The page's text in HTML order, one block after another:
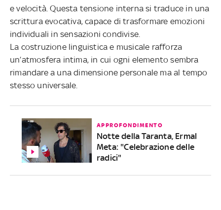
e velocità. Questa tensione interna si traduce in una
scrittura evocativa, capace di trasformare emozioni
individuali in sensazioni condivise.
La costruzione linguistica e musicale rafforza
un’atmosfera intima, in cui ogni elemento sembra
rimandare a una dimensione personale ma al tempo
stesso universale.
APPROFONDIMENTO
Notte della Taranta, Ermal
Meta: "Celebrazione delle
radici"